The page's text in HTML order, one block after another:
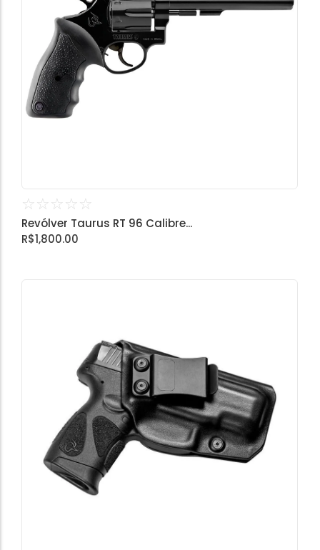
☆ ☆ ☆ ☆ ☆
Revólver Taurus RT 96 Calibre...
R$1,800.00